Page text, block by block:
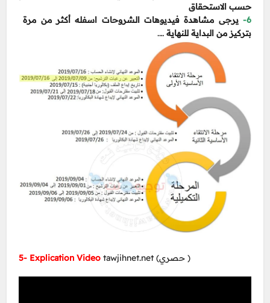
حسب الاستحقاق
6-
يرجى مشاهدة فيديوهات الشروحات اسفله أكثر من مرة
بتركيز من البداية للنهاية ….
5- Explication Video tawjihnet.net (حصري )